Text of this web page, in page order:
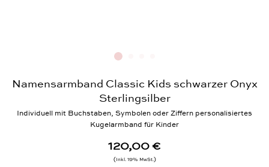
Namensarmband Classic Kids schwarzer Onyx
Sterlingsilber
Individuell mit Buchstaben, Symbolen oder Ziffern personalisiertes
Kugelarmband für Kinder
120,00 €
Inkl. 19% MwSt.